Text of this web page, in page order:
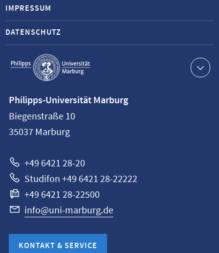
Service-
Navigation
IMPRESSUM
DATENSCHUTZ
Philipps-
Universität
Marburg
Philipps-Universität Marburg
Biegenstraße 10
35037 Marburg
+49 6421 28-20
Studifon +49 6421 28-22222
+49 6421 28-22500
info@uni-marburg.de
KONTAKT & SERVICE